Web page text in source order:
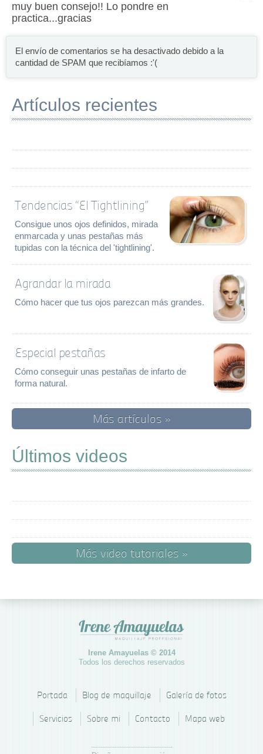
muy buen consejo!! Lo pondre en
practica...gracias
El envío de comentarios se ha desactivado debido a la
cantidad de SPAM que recibíamos :'(
Artículos recientes
Tendencias “El Tightlining”
Consigue unos ojos definidos, mirada
enmarcada y unas pestañas más
tupidas con la técnica del 'tightlining'.
Agrandar la mirada
Cómo hacer que tus ojos parezcan más grandes.
Especial pestañas
Cómo conseguir unas pestañas de infarto de
forma natural.
Más artículos »
Últimos videos
Más video tutoriales »
Irene Amayuelas © 2014
Todos los derechos reservados
Portada Blog de maquillaje Galería de fotos
Servicios Sobre mi Contacto Mapa web